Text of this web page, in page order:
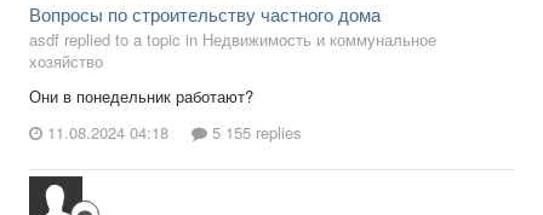
Вопросы по строительству частного дома
asdf replied to a topic in Недвижимость и коммунальное
хозяйство
Они в понедельник работают?
11.08.2024 04:18
5 155 replies